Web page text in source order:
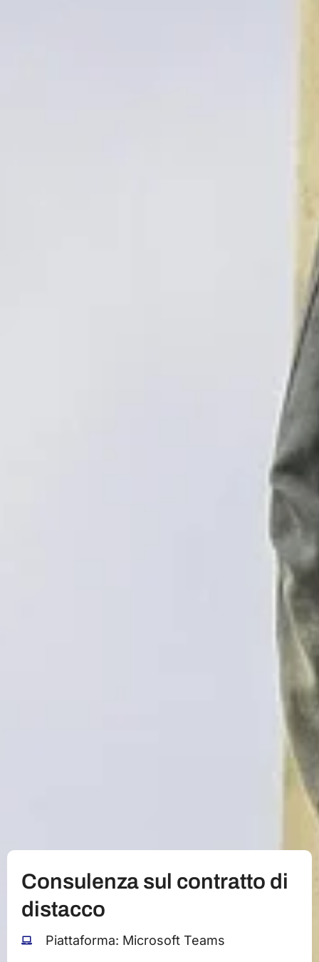
Consulenza sul contratto di
distacco
Piattaforma: Microsoft Teams